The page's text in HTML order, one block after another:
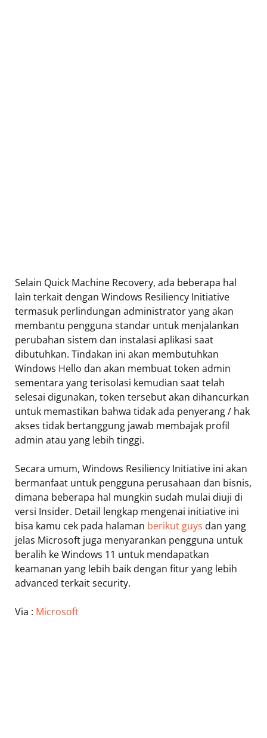
Selain Quick Machine Recovery, ada beberapa hal
lain terkait dengan Windows Resiliency Initiative
termasuk perlindungan administrator yang akan
membantu pengguna standar untuk menjalankan
perubahan sistem dan instalasi aplikasi saat
dibutuhkan. Tindakan ini akan membutuhkan
Windows Hello dan akan membuat token admin
sementara yang terisolasi kemudian saat telah
selesai digunakan, token tersebut akan dihancurkan
untuk memastikan bahwa tidak ada penyerang / hak
akses tidak bertanggung jawab membajak profil
admin atau yang lebih tinggi.
Secara umum, Windows Resiliency Initiative ini akan
bermanfaat untuk pengguna perusahaan dan bisnis,
dimana beberapa hal mungkin sudah mulai diuji di
versi Insider. Detail lengkap mengenai initiative ini
bisa kamu cek pada halaman berikut guys dan yang
jelas Microsoft juga menyarankan pengguna untuk
beralih ke Windows 11 untuk mendapatkan
keamanan yang lebih baik dengan fitur yang lebih
advanced terkait security.
Via : Microsoft